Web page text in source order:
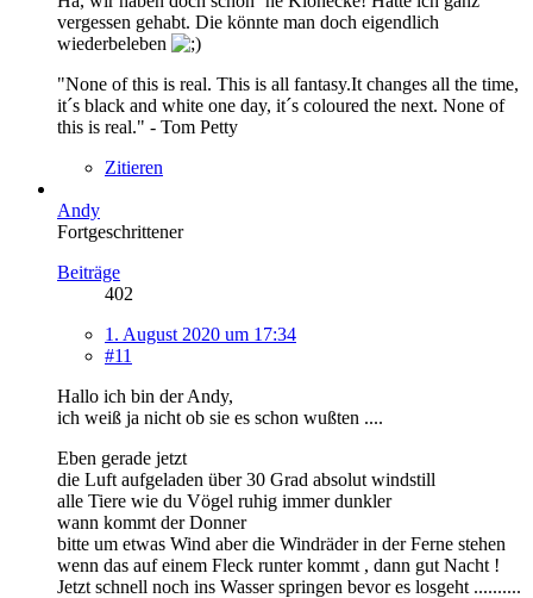
vergessen gehabt. Die könnte man doch eigendlich
wiederbeleben
"None of this is real. This is all fantasy.It changes all the time,
it´s black and white one day, it´s coloured the next. None of
this is real." - Tom Petty
Zitieren
Andy
Fortgeschrittener
Beiträge
402
1. August 2020 um 17:34
#11
Hallo ich bin der Andy,
ich weiß ja nicht ob sie es schon wußten ....
Eben gerade jetzt
die Luft aufgeladen über 30 Grad absolut windstill
alle Tiere wie du Vögel ruhig immer dunkler
wann kommt der Donner
bitte um etwas Wind aber die Windräder in der Ferne stehen
wenn das auf einem Fleck runter kommt , dann gut Nacht !
Jetzt schnell noch ins Wasser springen bevor es losgeht ..........